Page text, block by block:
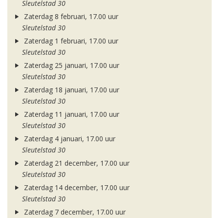
Sleutelstad 30
Zaterdag 8 februari, 17.00 uur
Sleutelstad 30
Zaterdag 1 februari, 17.00 uur
Sleutelstad 30
Zaterdag 25 januari, 17.00 uur
Sleutelstad 30
Zaterdag 18 januari, 17.00 uur
Sleutelstad 30
Zaterdag 11 januari, 17.00 uur
Sleutelstad 30
Zaterdag 4 januari, 17.00 uur
Sleutelstad 30
Zaterdag 21 december, 17.00 uur
Sleutelstad 30
Zaterdag 14 december, 17.00 uur
Sleutelstad 30
Zaterdag 7 december, 17.00 uur